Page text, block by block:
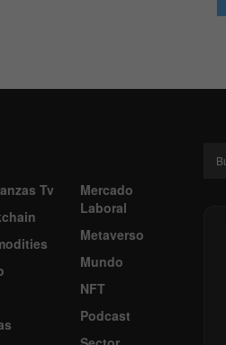
Tv
Mercado
Laboral
Metaverso
Mundo
NFT
Podcast